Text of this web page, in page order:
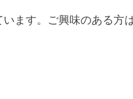
ます。ご興味のある方